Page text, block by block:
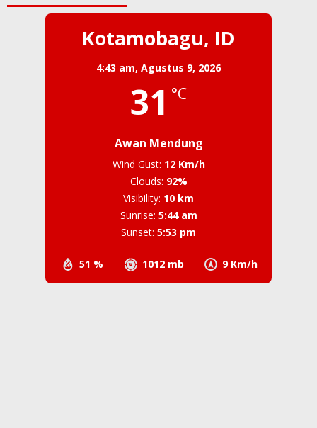
Kotamobagu, ID
4:43 am, Agustus 9, 2026
31 °C
Awan Mendung
51 % 1012 mb 9 Km/h
Wind Gust: 12 Km/h
Clouds: 92%
Visibility: 10 km
Sunrise: 5:44 am
Sunset: 5:53 pm